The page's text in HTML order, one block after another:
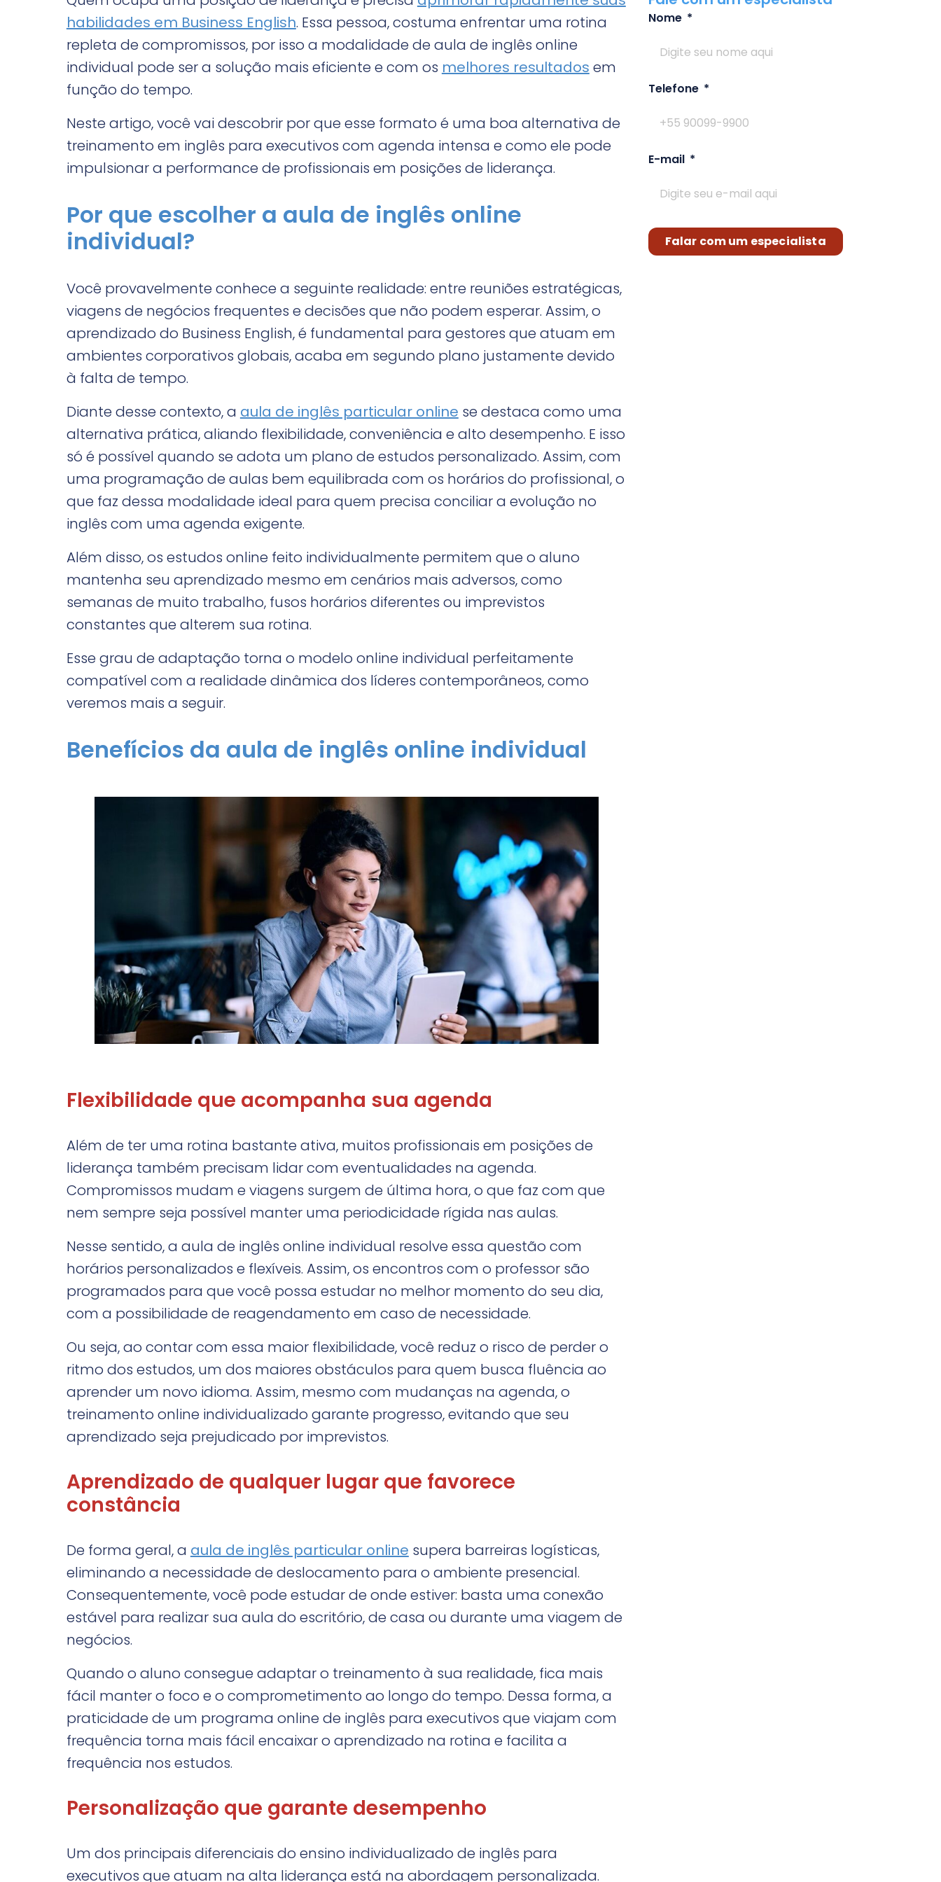
habilidades em Business English. Essa pessoa, costuma enfrentar uma rotina
repleta de compromissos, por isso a modalidade de aula de inglês online
individual pode ser a solução mais eficiente e com os melhores resultados em
função do tempo.
Neste artigo, você vai descobrir por que esse formato é uma boa alternativa de
treinamento em inglês para executivos com agenda intensa e como ele pode
impulsionar a performance de profissionais em posições de liderança.
Por que escolher a aula de inglês online
individual?
Você provavelmente conhece a seguinte realidade: entre reuniões estratégicas,
viagens de negócios frequentes e decisões que não podem esperar. Assim, o
aprendizado do Business English, é fundamental para gestores que atuam em
ambientes corporativos globais, acaba em segundo plano justamente devido
à falta de tempo.
Diante desse contexto, a aula de inglês particular online se destaca como uma
alternativa prática, aliando flexibilidade, conveniência e alto desempenho. E isso
só é possível quando se adota um plano de estudos personalizado. Assim, com
uma programação de aulas bem equilibrada com os horários do profissional, o
que faz dessa modalidade ideal para quem precisa conciliar a evolução no
inglês com uma agenda exigente.
Além disso, os estudos online feito individualmente permitem que o aluno
mantenha seu aprendizado mesmo em cenários mais adversos, como
semanas de muito trabalho, fusos horários diferentes ou imprevistos
constantes que alterem sua rotina.
Esse grau de adaptação torna o modelo online individual perfeitamente
compatível com a realidade dinâmica dos líderes contemporâneos, como
veremos mais a seguir.
Benefícios da aula de inglês online individual
Flexibilidade que acompanha sua agenda
Além de ter uma rotina bastante ativa, muitos profissionais em posições de
liderança também precisam lidar com eventualidades na agenda.
Compromissos mudam e viagens surgem de última hora, o que faz com que
nem sempre seja possível manter uma periodicidade rígida nas aulas.
Nesse sentido, a aula de inglês online individual resolve essa questão com
horários personalizados e flexíveis. Assim, os encontros com o professor são
programados para que você possa estudar no melhor momento do seu dia,
com a possibilidade de reagendamento em caso de necessidade.
Ou seja, ao contar com essa maior flexibilidade, você reduz o risco de perder o
ritmo dos estudos, um dos maiores obstáculos para quem busca fluência ao
aprender um novo idioma. Assim, mesmo com mudanças na agenda, o
treinamento online individualizado garante progresso, evitando que seu
aprendizado seja prejudicado por imprevistos.
Aprendizado de qualquer lugar que favorece
constância
De forma geral, a aula de inglês particular online supera barreiras logísticas,
eliminando a necessidade de deslocamento para o ambiente presencial.
Consequentemente, você pode estudar de onde estiver: basta uma conexão
estável para realizar sua aula do escritório, de casa ou durante uma viagem de
negócios.
Quando o aluno consegue adaptar o treinamento à sua realidade, fica mais
fácil manter o foco e o comprometimento ao longo do tempo. Dessa forma, a
praticidade de um programa online de inglês para executivos que viajam com
frequência torna mais fácil encaixar o aprendizado na rotina e facilita a
frequência nos estudos.
Personalização que garante desempenho
Um dos principais diferenciais do ensino individualizado de inglês para
executivos que atuam na alta liderança está na abordagem personalizada.
Nome
Telefone
E-mail
Falar com um especialista